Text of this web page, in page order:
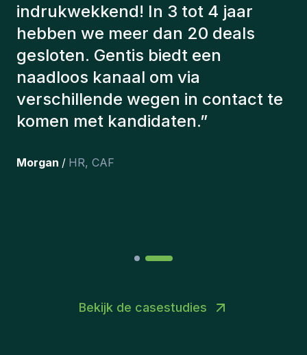
hebben altijd rekening gehouden
met een aantal factoren om ons de
juiste kandidaten voor te stellen.
De kandidaten die we hebben
aangeworven, werken nog steeds
bij ons en persoonlijk ben ik erg
team hebben opgenomen.
Bekijk de casestudies